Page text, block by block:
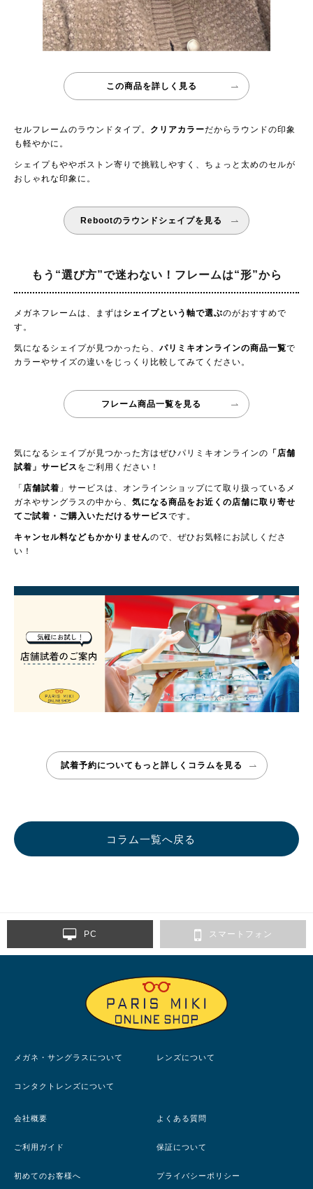
この商品を詳しく見る
セルフレームのラウンドタイプ。 クリアカラーだからラウンドの印象
も軽やかに。
シェイプもややボストン寄りで挑戦しやすく、ちょっと太めのセルが
おしゃれな印象に。
Rebootのラウンドシェイプを見る
もう“選び方”で迷わない！ フレームは“形”から
メガネフレームは、まずは シェイプという軸で選ぶのがおすすめで
す。
気になるシェイプが見つかったら、 パリミキオンラインの商品一覧で
カラーやサイズの違いをじっくり比較してみてください。
フレーム商品一覧を見る
気になるシェイプが見つかった方はぜひパリミキオンラインの 「店舗
試着」サービス をご利用ください！
「 店舗試着 」サービスは、オンラインショップにて取り扱っているメ
ガネやサングラスの中から、 気になる商品をお近くの店舗に取り寄せ
てご試着・ご購入いただけるサービスです。
キャンセル料などもかかりませんので、ぜひお気軽にお試しくださ
い！
試着予約についてもっと詳しく コラムを見る
コラム一覧へ戻る
PC スマートフォン
メガネ・サングラスについて レンズについて
コンタクトレンズについて
会社概要 よくある質問
ご利用ガイド 保証について
初めてのお客様へ プライバシーポリシー